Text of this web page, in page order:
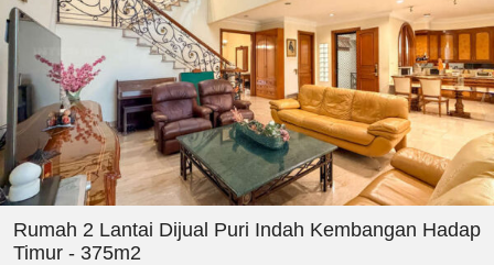
Rumah 2 Lantai Dijual Puri Indah Kembangan Hadap
Timur - 375m2